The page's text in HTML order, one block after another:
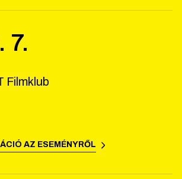
. 7.
Filmklub
AZ ESEMÉNYRŐL